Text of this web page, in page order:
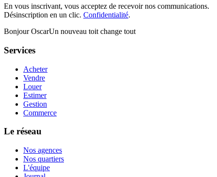
En vous inscrivant, vous acceptez de recevoir nos communications.
Désinscription en un clic. Confidentialité.
Bonjour OscarUn nouveau toit change tout
Services
Acheter
Vendre
Louer
Estimer
Gestion
Commerce
Le réseau
Nos agences
Nos quartiers
L'équipe